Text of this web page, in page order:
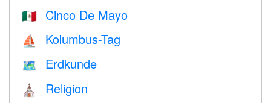
🇲🇽 Cinco De Mayo
⛵️ Kolumbus-Tag
🗺 Erdkunde
⛪️ Religion